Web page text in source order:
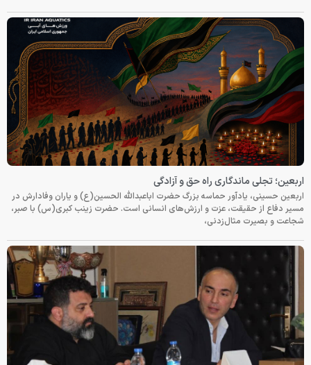
اربعین؛ تجلی ماندگاری راه حق و آزادگی
اربعین حسینی، یادآور حماسه بزرگ حضرت اباعبدالله الحسین(ع) و یاران وفادارش در
مسیر دفاع از حقیقت، عزت و ارزش‌های انسانی است. حضرت زینب کبری(س) با صبر،
شجاعت و بصیرت مثال‌زدنی،